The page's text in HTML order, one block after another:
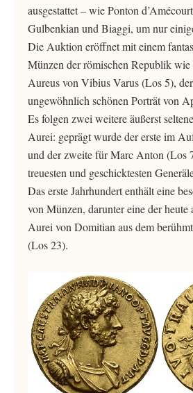
ausgestattet – wie Ponton
Gulbenkian und Biaggi, um nur
Die Auktion eröffnet mit einem
Münzen der römischen Republik wie
Aureus von Vibius Varus (Los 5),
ungewöhnlich schönen Porträt von
Es folgen zwei weitere äußerst
Aurei: geprägt wurde der erste im
und der zweite für Marc Anton (Los
treuesten und geschicktesten
Das erste Jahrhundert enthält eine
von Münzen, darunter eine der heute
Aurei von Domitian aus dem
(Los 23).